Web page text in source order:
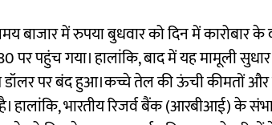
बाजार में रुपया बुधवार को दिन में कारोबार
पर पहुंच गया। हालांकि, बाद में यह मामूली
डॉलर पर बंद हुआ।कच्चे तेल की ऊंची कीमतों और
हालांकि, भारतीय रिजर्व बैंक (आरबीआई) के